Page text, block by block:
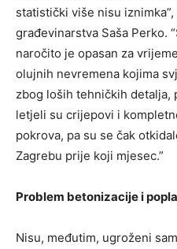
statistički više nisu
građevinarstva Saša Perko.
naročito je opasan za
olujnih nevremena kojima
zbog loših tehničkih detalja,
letjeli su crijepovi i
pokrova, pa su se čak
Zagrebu prije koji mjesec.”
Problem betonizacije i
Nisu, međutim, ugroženi